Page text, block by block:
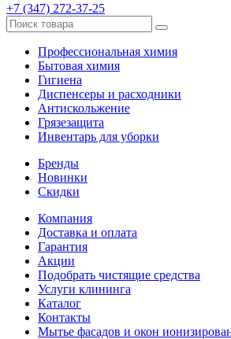
+7 (347) 272-37-25
Профессиональная химия
Бытовая химия
Гигиена
Диспенсеры и расходники
Антискольжение
Грязезащита
Инвентарь для уборки
Бренды
Новинки
Скидки
Компания
Доставка и оплата
Гарантия
Акции
Подобрать чистящие средства
Услуги клининга
Каталог
Контакты
Мытье фасадов и окон